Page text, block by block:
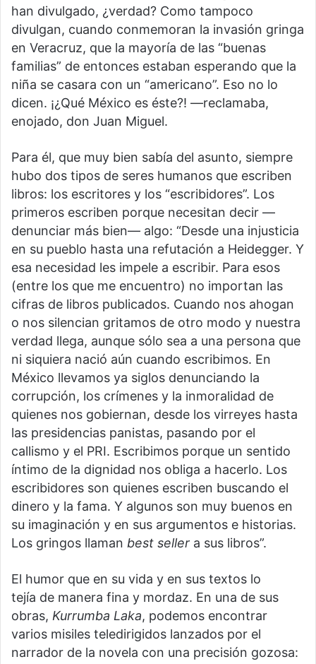
han divulgado, ¿verdad? Como tampoco
divulgan, cuando conmemoran la invasión gringa
en Veracruz, que la mayoría de las “buenas
familias” de entonces estaban esperando que la
niña se casara con un “americano”. Eso no lo
dicen. ¡¿Qué México es éste?! —reclamaba,
enojado, don Juan Miguel.
Para él, que muy bien sabía del asunto, siempre
hubo dos tipos de seres humanos que escriben
libros: los escritores y los “escribidores”. Los
primeros escriben porque necesitan decir —
denunciar más bien— algo: “Desde una injusticia
en su pueblo hasta una refutación a Heidegger. Y
esa necesidad les impele a escribir. Para esos
(entre los que me encuentro) no importan las
cifras de libros publicados. Cuando nos ahogan
o nos silencian gritamos de otro modo y nuestra
verdad llega, aunque sólo sea a una persona que
ni siquiera nació aún cuando escribimos. En
México llevamos ya siglos denunciando la
corrupción, los crímenes y la inmoralidad de
quienes nos gobiernan, desde los virreyes hasta
las presidencias panistas, pasando por el
callismo y el PRI. Escribimos porque un sentido
íntimo de la dignidad nos obliga a hacerlo. Los
escribidores son quienes escriben buscando el
dinero y la fama. Y algunos son muy buenos en
su imaginación y en sus argumentos e historias.
Los gringos llaman best seller a sus libros”.
El humor que en su vida y en sus textos lo
tejía de manera fina y mordaz. En una de sus
obras, Kurrumba Laka, podemos encontrar
varios misiles teledirigidos lanzados por el
narrador de la novela con una precisión gozosa: